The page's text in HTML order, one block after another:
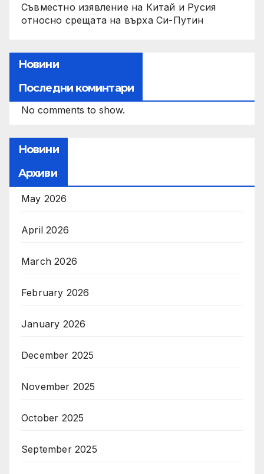
Съвместно изявление на Китай и Русия
относно срещата на върха Си-Путин
Новини
Последни коминтари
No comments to show.
Новини
Архиви
May 2026
April 2026
March 2026
February 2026
January 2026
December 2025
November 2025
October 2025
September 2025